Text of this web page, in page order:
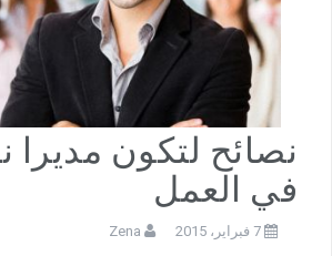
نصائح لتكون مديرا
في العمل
7 فبراير، 2015 Zena